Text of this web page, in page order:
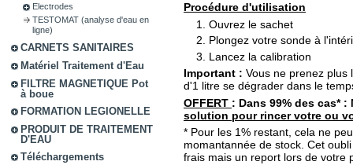
Electrodes
TESTOMAT (analyse d'eau en
ligne)
CARNETS SANITAIRES
Matériel Traitement d'Eau
FILTRE MAGNETIQUE Pot
à boue
FORMATION LEGIONELLE
PRODUIT DE TRAITEMENT
D'EAU
Téléchargements
Procédure d'utilisation
Ouvrez le sachet
Plongez votre sonde à
Lancez la calibration
Important : Vous ne prenez plus
d'1 litre se dégrader dans le
OFFERT : Dans 99% des cas*
solution pour rincer votre ou
* Pour les 1% restant, cela ne
momantannée de stock. Cet
frais mais un report lors de votre